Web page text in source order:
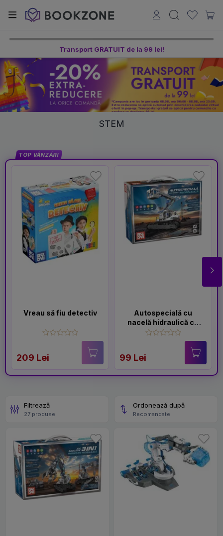
Transport GRATUIT de la 99 lei!
STEM
TOP VÂNZĂRI
Vreau să fiu detectiv
209 Lei
Autospecială cu
nacelă hidraulică cu
127 piese
99 Lei
Filtrează
27 produse
Ordonează după
Recomandate